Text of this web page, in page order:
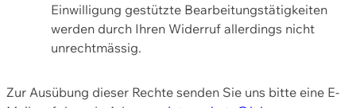
Einwilligung gestützte Bearbeitungstätigkeiten
werden durch Ihren Widerruf allerdings nicht
unrechtmässig.
Zur Ausübung dieser Rechte senden Sie uns bitte eine E-